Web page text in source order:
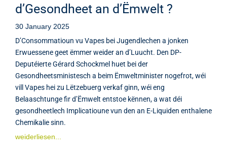
d’Gesondheet an d’Ëmwelt ?
30 January 2025
D’Consommatioun vu Vapes bei Jugendlechen a jonken
Erwuessene geet ëmmer weider an d’Luucht. Den DP-
Deputéierte Gérard Schockmel huet bei der
Gesondheetsministesch a beim Ëmweltminister nogefrot, wéi
vill Vapes hei zu Lëtzebuerg verkaf ginn, wéi eng
Belaaschtunge fir d’Ëmwelt entstoe kënnen, a wat déi
gesondheetlech Implicatioune vun den an E-Liquiden enthalene
Chemikalie sinn.
weiderliesen...